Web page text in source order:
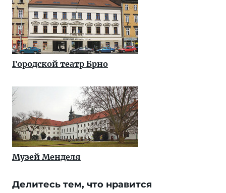
Городской театр Брно
Музей Менделя
Делитесь тем, что нравится